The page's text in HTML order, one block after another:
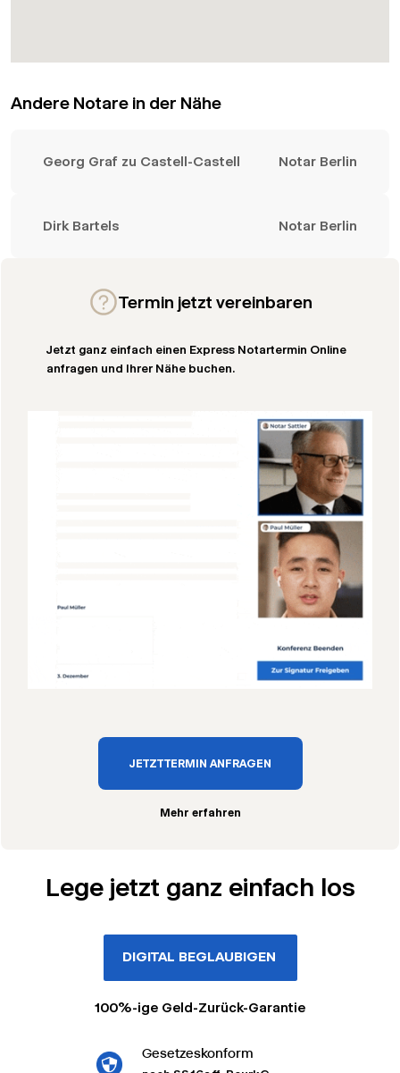
Andere Notare in der Nähe
Georg Graf zu Castell-Castell Notar Berlin
Dirk Bartels Notar Berlin
Termin jetzt vereinbaren
Jetzt ganz einfach einen Express Notartermin Online
anfragen und Ihrer Nähe buchen.
JETZT TERMIN ANFRAGEN
Mehr erfahren
Lege jetzt ganz einfach los
DIGITAL BEGLAUBIGEN
100%-ige Geld-Zurück-Garantie
Gesetzeskonform